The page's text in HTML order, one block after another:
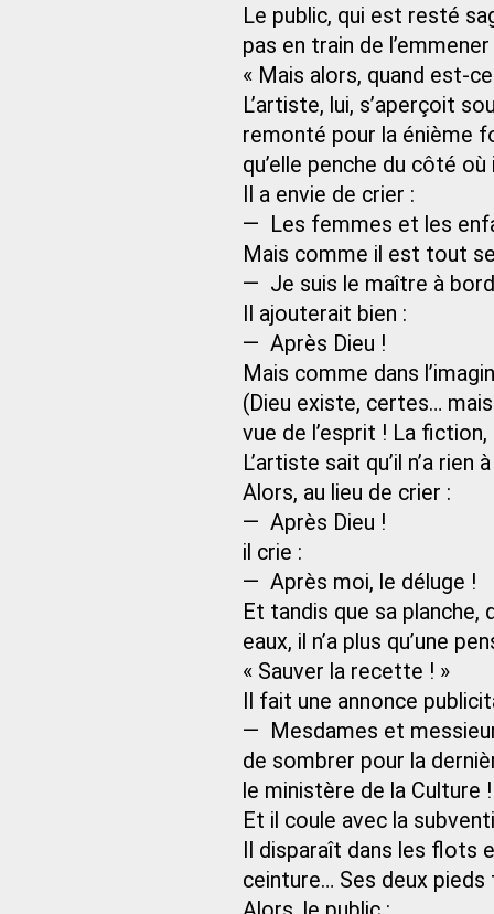
Le public, qui est resté
pas en train de
« Mais alors, quand est-ce
L’artiste, lui, s’aperçoit
remonté pour la énième
qu’elle penche du côté
Il a envie de crier :
— Les femmes et les
Mais comme il est tout
— Je suis le maître à
Il ajouterait bien :
— Après Dieu !
Mais comme dans
(Dieu existe, certes… mais
vue de l’esprit ! La
L’artiste sait qu’il n’a rien
Alors, au lieu de crier :
— Après Dieu !
il crie :
— Après moi, le déluge !
Et tandis que sa
eaux, il n’a plus qu’une
« Sauver la recette ! »
Il fait une annonce
— Mesdames et
de sombrer pour la
le ministère de la Culture !
Et il coule avec la
Il disparaît dans les flots
ceinture… Ses deux